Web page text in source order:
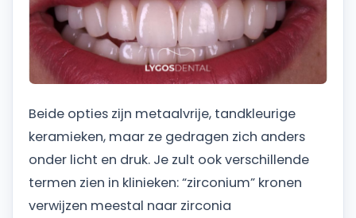
Beide opties zijn metaalvrije, tandkleurige
keramieken, maar ze gedragen zich anders
onder licht en druk. Je zult ook verschillende
termen zien in klinieken: “zirconium” kronen
verwijzen meestal naar zirconia